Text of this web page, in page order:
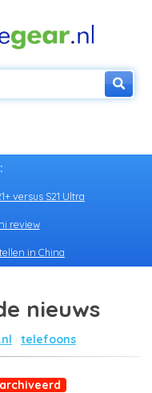
versus S21 Ultra
review
in China
nieuws
telefoons